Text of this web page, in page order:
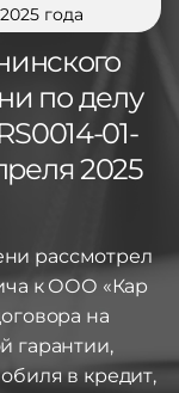
года
по делу
01-
2025
рассмотрел
к ООО «Кар
на
гарантии,
в кредит,